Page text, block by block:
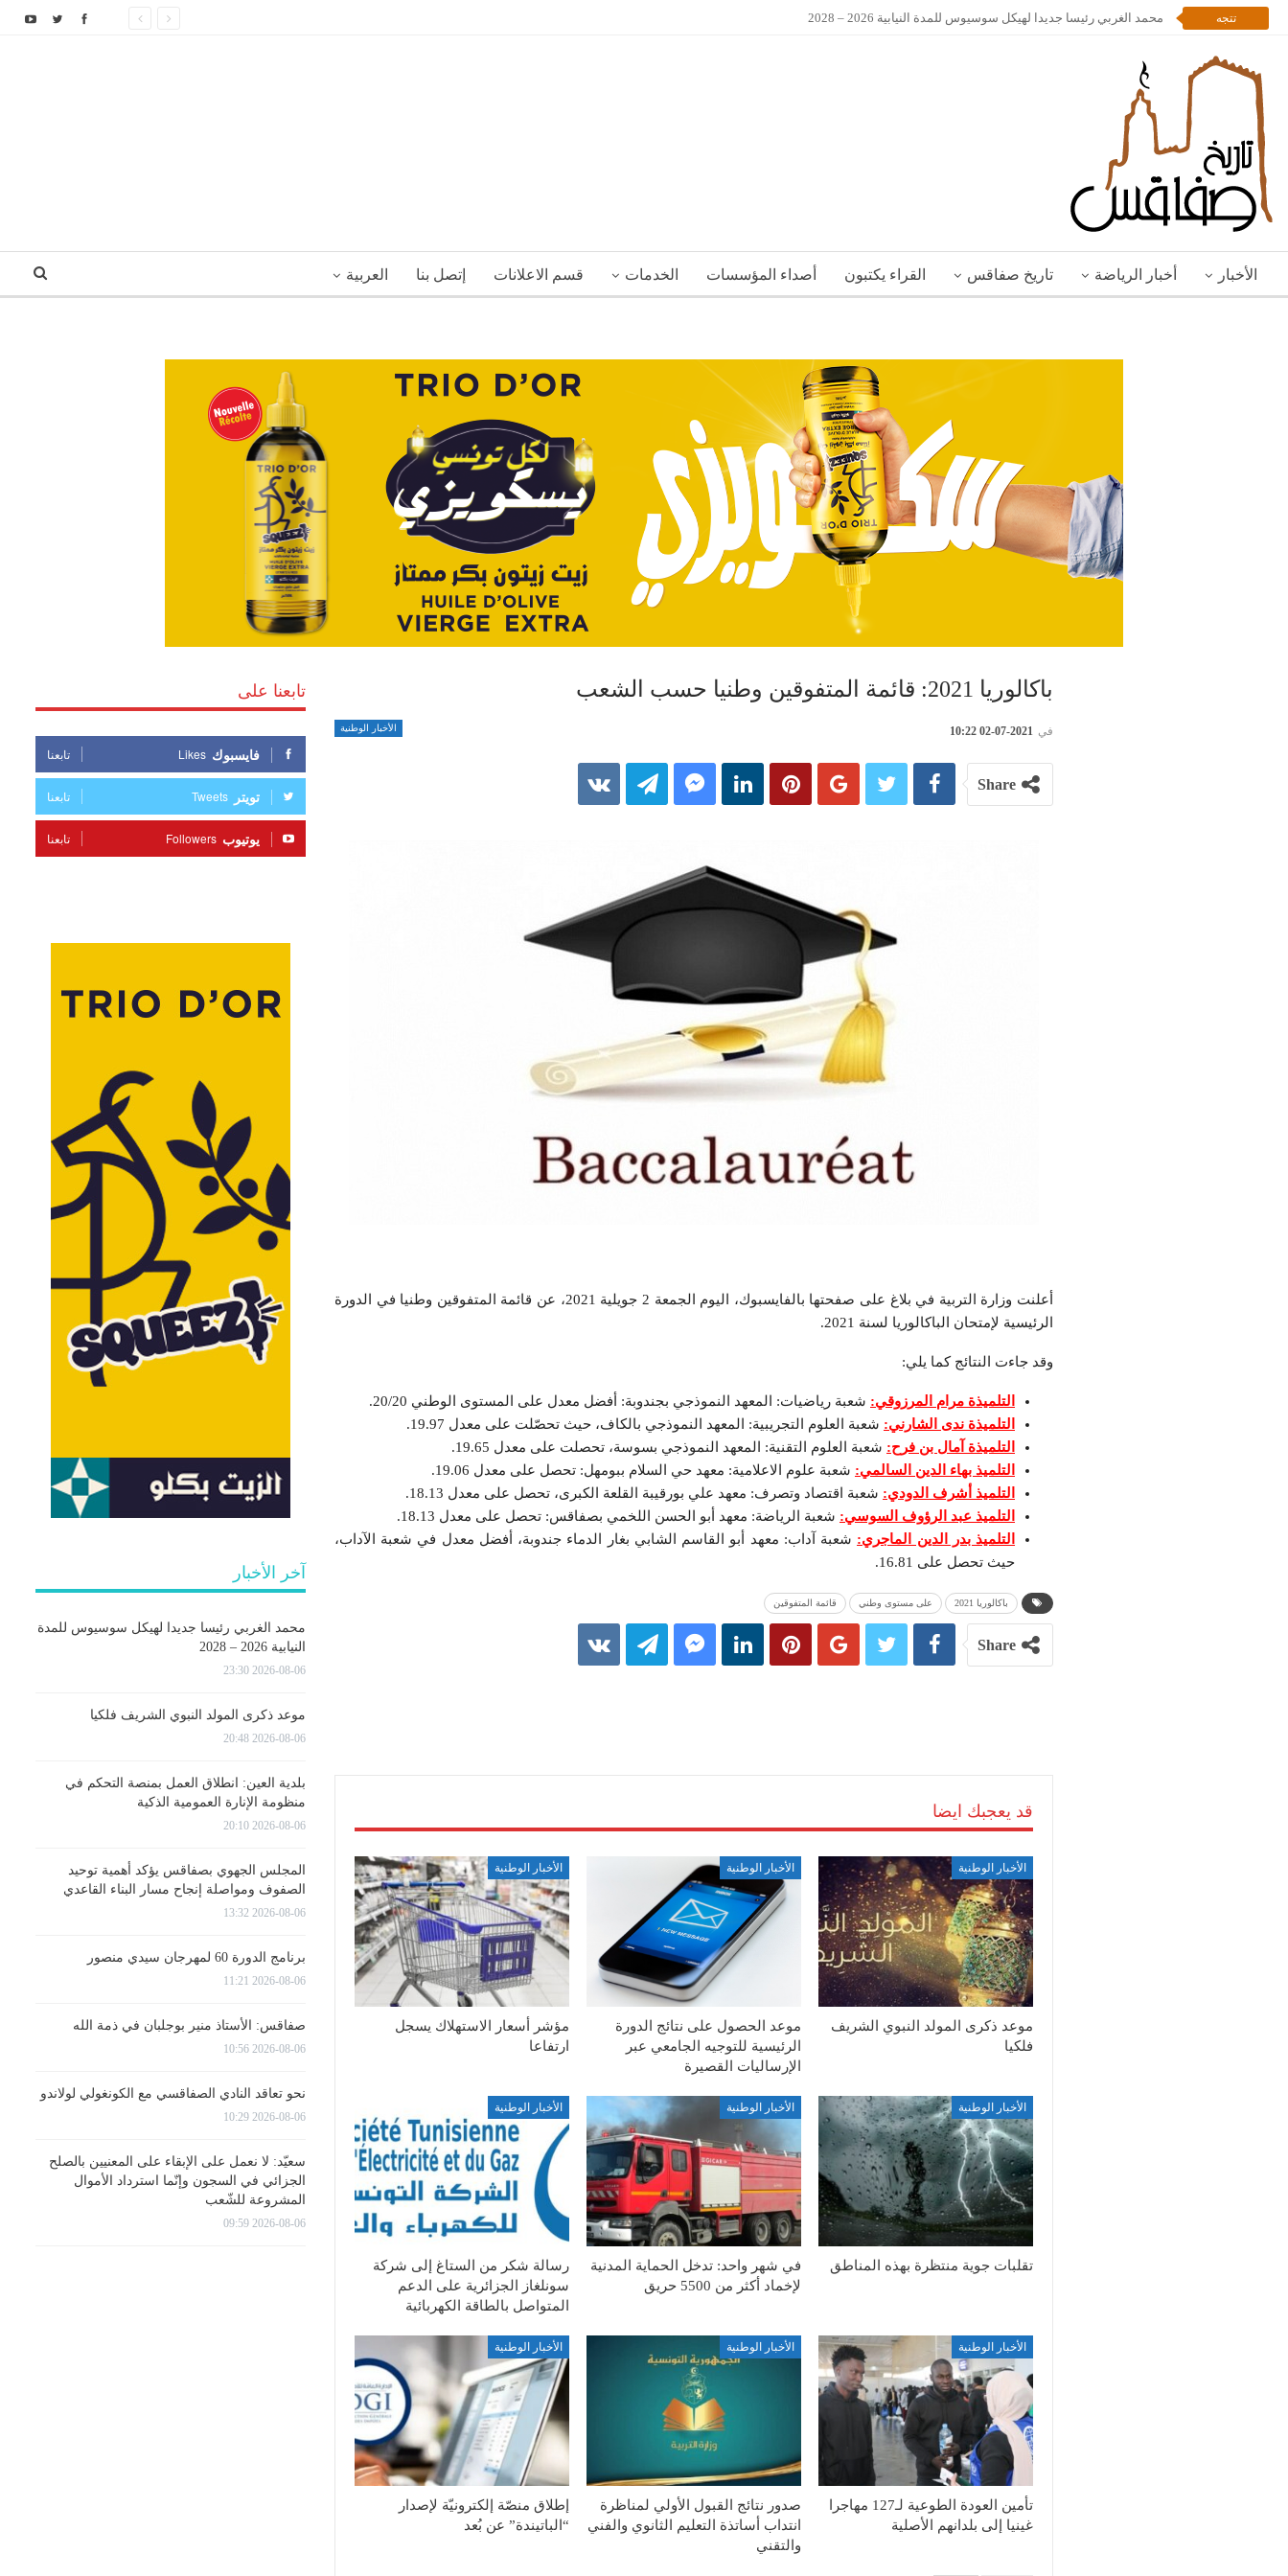
تتجه محمد الغربي رئيسا جديدا لهيكل سوسيوس للمدة النيابية 2026 – 2028
الأخبار أخبار الرياضة تاريخ صفاقس القراء يكتبون أصداء المؤسسات الخدمات قسم الاعلانات إتصل بنا العربية
باكالوريا 2021: قائمة المتفوقين وطنيا حسب الشعب
الأخبار الوطنية في 2021-07-02 10:22
Share
أعلنت وزارة التربية في بلاغ على صفحتها بالفايسبوك، اليوم الجمعة 2 جويلية 2021، عن قائمة المتفوقين وطنيا في الدورة
الرئيسية لإمتحان الباكالوريا لسنة 2021.
وقد جاءت النتائج كما يلي:
التلميذة مرام المرزوقي: شعبة رياضيات: المعهد النموذجي بجندوبة: أفضل معدل على المستوى الوطني 20/20.
التلميذة ندى الشارني: شعبة العلوم التجريبية: المعهد النموذجي بالكاف، حيث تحصّلت على معدل 19.97.
التلميذة آمال بن فرح: شعبة العلوم التقنية: المعهد النموذجي بسوسة، تحصلت على معدل 19.65.
التلميذ بهاء الدين السالمي: شعبة علوم الاعلامية: معهد حي السلام ببومهل: تحصل على معدل 19.06.
التلميذ أشرف الدودي: شعبة اقتصاد وتصرف: معهد علي بورقيبة القلعة الكبرى، تحصل على معدل 18.13.
التلميذ عبد الرؤوف السوسي: شعبة الرياضة: معهد أبو الحسن اللخمي بصفاقس: تحصل على معدل 18.13.
التلميذ بدر الدين الماجري: شعبة آداب: معهد أبو القاسم الشابي بغار الدماء جندوبة، أفضل معدل في شعبة الآداب،
حيث تحصل على 16.81.
باكالوريا 2021 على مستوى وطني قائمة المتفوقين
Share
قد يعجبك ايضا
الأخبار الوطنية
موعد ذكرى المولد النبوي الشريف
فلكيا
الأخبار الوطنية
موعد الحصول على نتائج الدورة
الرئيسية للتوجيه الجامعي عبر
الإرساليات القصيرة
الأخبار الوطنية
مؤشر أسعار الاستهلاك يسجل
ارتفاعا
الأخبار الوطنية
تقلبات جوية منتظرة بهذه المناطق
الأخبار الوطنية
في شهر واحد: تدخل الحماية المدنية
لإخماد أكثر من 5500 حريق
الأخبار الوطنية
رسالة شكر من الستاغ إلى شركة
سونلغاز الجزائرية على الدعم
المتواصل بالطاقة الكهربائية
الأخبار الوطنية
تأمين العودة الطوعية لـ127 مهاجرا
غينيا إلى بلدانهم الأصلية
الأخبار الوطنية
صدور نتائج القبول الأولي لمناظرة
انتداب أساتذة التعليم الثانوي والفني
والتقني
الأخبار الوطنية
إطلاق منصّة إلكترونيّة لإصدار
“الباتيندة” عن بُعد
تابعنا على
فايسبوك Likes تابعنا
تويتر Tweets تابعنا
يوتيوب Followers تابعنا
آخر الأخبار
محمد الغربي رئيسا جديدا لهيكل سوسيوس للمدة
النيابية 2026 – 2028
2026-08-06 23:30
موعد ذكرى المولد النبوي الشريف فلكيا
2026-08-06 20:48
بلدية العين: انطلاق العمل بمنصة التحكم في
منظومة الإنارة العمومية الذكية
2026-08-06 20:10
المجلس الجهوي بصفاقس يؤكد أهمية توحيد
الصفوف ومواصلة إنجاح مسار البناء القاعدي
2026-08-06 13:32
برنامج الدورة 60 لمهرجان سيدي منصور
2026-08-06 11:21
صفاقس: الأستاذ منير بوجلبان في ذمة الله
2026-08-06 10:56
نحو تعاقد النادي الصفاقسي مع الكونغولي لولاندو
2026-08-06 10:29
سعيّد: لا نعمل على الإبقاء على المعنيين بالصلح
الجزائي في السجون وإنّما استرداد الأموال
المشروعة للشّعب
2026-08-06 09:59